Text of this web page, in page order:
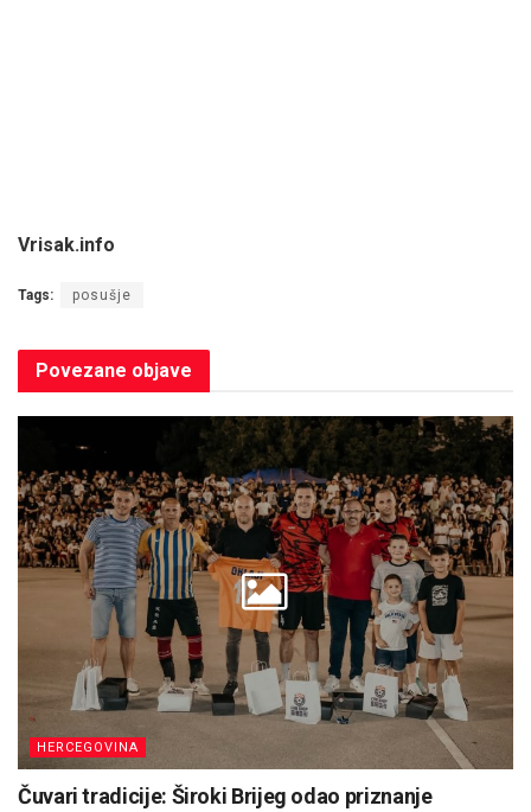
Vrisak.info
Tags: posušje
Povezane objave
HERCEGOVINA
Čuvari tradicije: Široki Brijeg odao priznanje